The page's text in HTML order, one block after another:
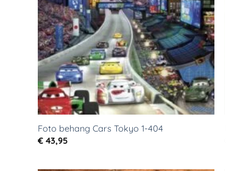
Foto behang Cars Tokyo 1-404
€43,95